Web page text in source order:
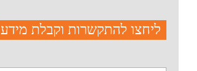
ליחצו להתקשרות וקבלת מידע